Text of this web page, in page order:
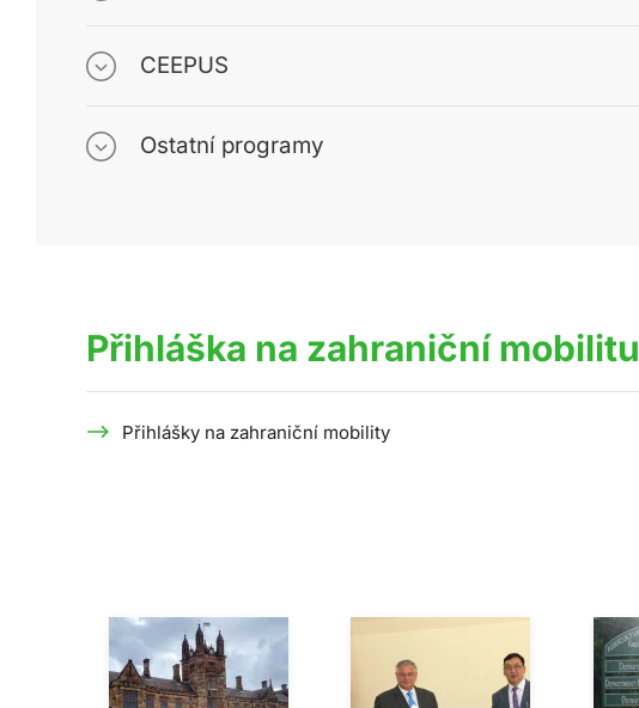
CEEPUS
Ostatní programy
Přihláška na zahraniční mobilitu
Přihlášky na zahraniční mobility